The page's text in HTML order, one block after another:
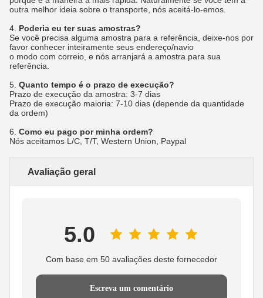
outra melhor ideia sobre o transporte, nós aceitá-lo-emos.
4. Poderia eu ter suas amostras?
Se você precisa alguma amostra para a referência, deixe-nos por
favor conhecer inteiramente seus endereço/navio
o modo com correio, e nós arranjará a amostra para sua
referência.
5. Quanto tempo é o prazo de execução?
Prazo de execução da amostra: 3-7 dias
Prazo de execução maioria: 7-10 dias (depende da quantidade
da ordem)
6. Como eu pago por minha ordem?
Nós aceitamos L/C, T/T, Western Union, Paypal
Avaliação geral
5.0
Com base em 50 avaliações deste fornecedor
Escreva um comentário